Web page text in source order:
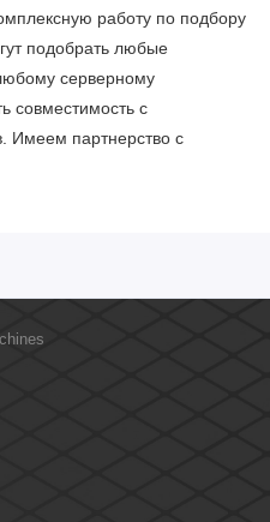
работу по подбору
подобрать любые
серверному
совместимость с
Имеем партнерство с
исключить ошибки даже